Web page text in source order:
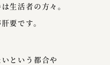
生活者の方々。
要です。
という都合や